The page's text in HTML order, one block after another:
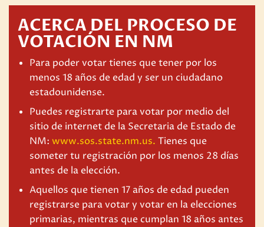
ACERCA DEL PROCESO DE
VOTACIÓN EN NM
Para poder votar tienes que tener por los
menos 18 años de edad y ser un ciudadano
estadounidense.
Puedes registrarte para votar por medio del
sitio de internet de la Secretaria de Estado de
NM: www.sos.state.nm.us. Tienes que
someter tu registración por los menos 28 días
antes de la elección.
Aquellos que tienen 17 años de edad pueden
registrarse para votar y votar en la elecciones
primarias, mientras que cumplan 18 años antes